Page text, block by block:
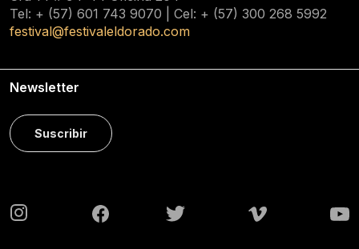
Tel: + (57) 601 743 9070 | Cel: + (57) 300 268 5992
festival@festivaleldorado.com
Newsletter
Suscribir